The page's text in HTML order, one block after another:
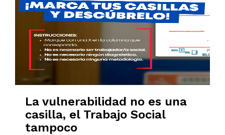
La vulnerabilidad no es una
casilla, el Trabajo Social
tampoco